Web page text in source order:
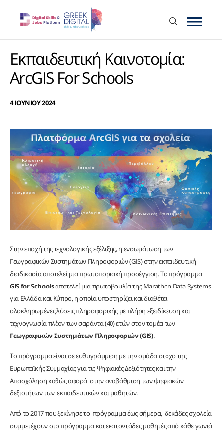
Εκπαιδευτική Καινοτομία:
ArcGIS For Schools
4 ΙΟΥΝΙΟΥ 2024
Στην εποχή της τεχνολογικής εξέλιξης, η ενσωμάτωση των
Γεωγραφικών Συστημάτων Πληροφοριών (GIS) στην εκπαιδευτική
διαδικασία αποτελεί μια πρωτοποριακή προσέγγιση. Το πρόγραμμα
GIS for Schoolsαποτελεί μια πρωτοβουλία της Marathon Data Systems
για Ελλάδα και Κύπρο, η οποία υποστηρίζει και διαθέτει
ολοκληρωμένες λύσεις πληροφορικής με πλήρη εξειδίκευση και
τεχνογνωσία πλέον των σαράντα (40) ετών στον τομέα των
Γεωγραφικών Συστημάτων Πληροφοριών (GIS).
Το πρόγραμμα είναι σε ευθυγράμμιση με την ομάδα στόχο της
Ευρωπαϊκής Συμμαχίας για τις Ψηφιακές Δεξιότητες και την
Απασχόληση καθώς αφορά στην αναβάθμιση των ψηφιακών
δεξιοτήτων των εκπαιδευτικών και μαθητών.
Από το 2017 που ξεκίνησε το πρόγραμμα έως σήμερα, δεκάδες σχολεία
συμμετέχουν στο πρόγραμμα και εκατοντάδες μαθητές από κάθε γωνιά